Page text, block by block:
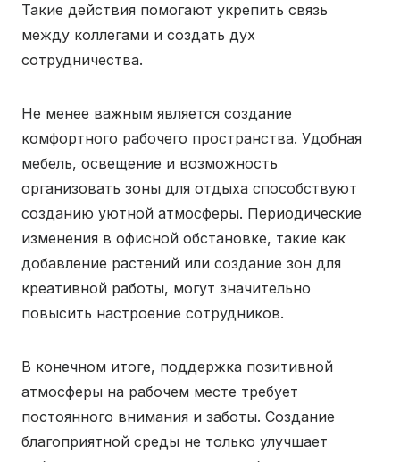
Такие действия помогают укрепить связь
между коллегами и создать дух
сотрудничества.
Не менее важным является создание
комфортного рабочего пространства. Удобная
мебель, освещение и возможность
организовать зоны для отдыха способствуют
созданию уютной атмосферы. Периодические
изменения в офисной обстановке, такие как
добавление растений или создание зон для
креативной работы, могут значительно
повысить настроение сотрудников.
В конечном итоге, поддержка позитивной
атмосферы на рабочем месте требует
постоянного внимания и заботы. Создание
благоприятной среды не только улучшает